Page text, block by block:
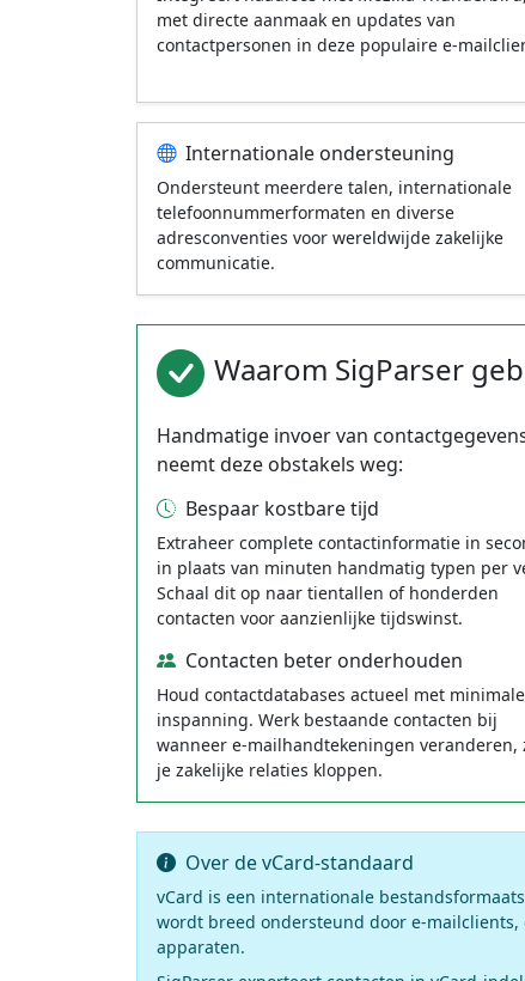
met directe aanmaak en updates van
contactpersonen in deze populaire e-
Internationale ondersteuning
Ondersteunt meerdere talen, internationale
telefoonnummerformaten en diverse
adresconventies voor wereldwijde zakelijke
communicatie.
Waarom SigParser
Handmatige invoer van
neemt deze obstakels weg:
Bespaar kostbare tijd
Extraheer complete contactinformatie in
in plaats van minuten handmatig typen per
Schaal dit op naar tientallen of honderden
contacten voor aanzienlijke tijdswinst.
Contacten beter onderhouden
Houd contactdatabases actueel met minimale
inspanning. Werk bestaande contacten bij
wanneer e-mailhandtekeningen veranderen,
je zakelijke relaties kloppen.
Over de vCard-standaard
vCard is een internationale
wordt breed ondersteund door e-
apparaten.